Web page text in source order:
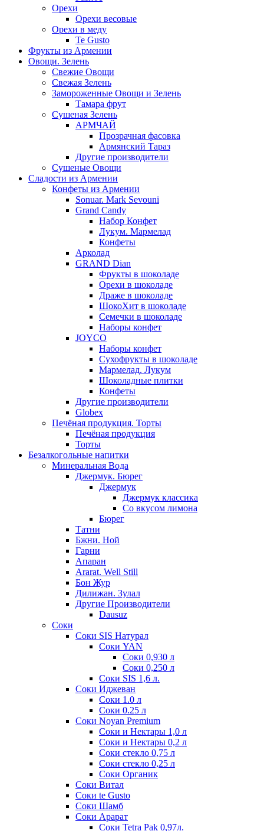
Орехи
Орехи весовые
Орехи в меду
Te Gusto
Фрукты из Армении
Овощи. Зелень
Свежие Овощи
Свежая Зелень
Замороженные Овощи и Зелень
Тамара фрут
Сушеная Зелень
АРМЧАЙ
Прозрачная фасовка
Армянский Тараз
Другие производители
Сушеные Овощи
Сладости из Армении
Конфеты из Армении
Sonuar. Mark Sevouni
Grand Candy
Набор Конфет
Лукум. Мармелад
Конфеты
Арколад
GRAND Dian
Фрукты в шоколаде
Орехи в шоколаде
Драже в шоколаде
ШокоХит в шоколаде
Семечки в шоколаде
Наборы конфет
JOYCO
Наборы конфет
Сухофрукты в шоколаде
Мармелад. Лукум
Шоколадные плитки
Конфеты
Другие производители
Globex
Печёная продукция. Торты
Печёная продукция
Торты
Безалкогольные напитки
Минеральная Вода
Джермук. Бюрег
Джермук
Джермук классика
Со вкусом лимона
Бюрег
Татни
Бжни. Ной
Гарни
Апаран
Ararat. Well Still
Бон Жур
Дилижан. Зулал
Другие Производители
Dausuz
Соки
Соки SIS Натурал
Соки YAN
Соки 0,930 л
Соки 0,250 л
Соки SIS 1,6 л.
Соки Иджеван
Соки 1.0 л
Соки 0.25 л
Соки Noyan Premium
Соки и Нектары 1,0 л
Соки и Нектары 0,2 л
Соки стекло 0,75 л
Соки стекло 0,25 л
Соки Органик
Соки Витал
Соки te Gusto
Соки Шамб
Соки Арарат
Соки Tetra Pak 0,97л.